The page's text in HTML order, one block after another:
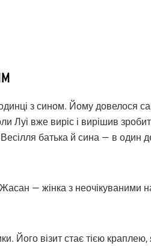
з сином. Йому довелося
Луі вже виріс і вирішив
батька й сина — в один
— жінка з неочікуваними
Його візит стає тією краплею,